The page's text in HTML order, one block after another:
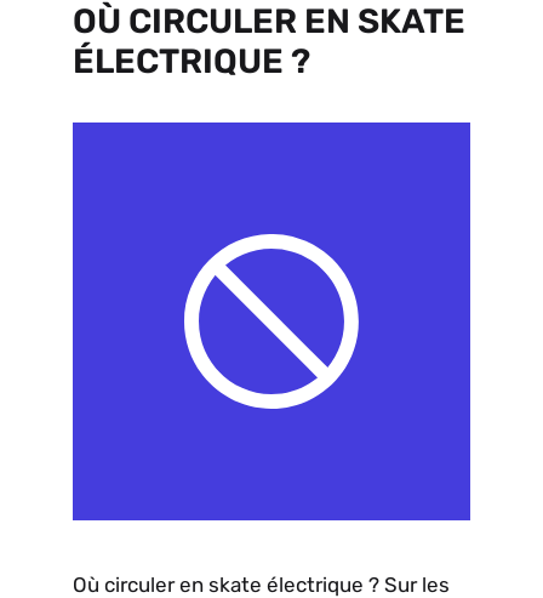
OÙ CIRCULER EN SKATE
ÉLECTRIQUE ?
Où circuler en skate électrique ? Sur les